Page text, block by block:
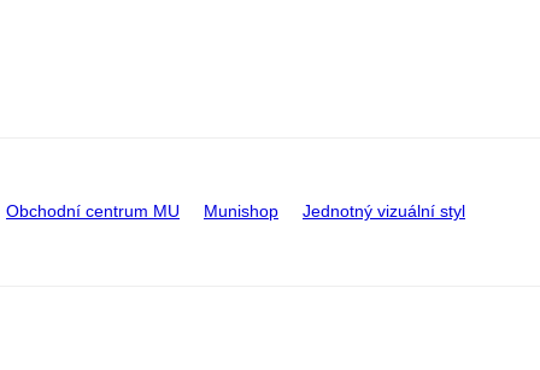
Obchodní centrum MU Munishop Jednotný vizuální styl